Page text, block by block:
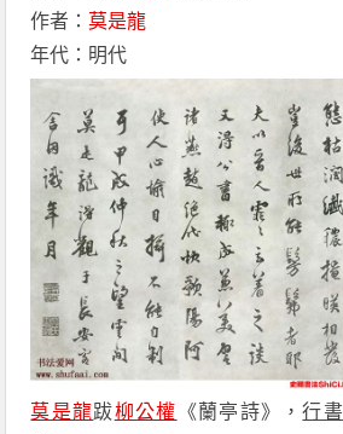
作者： 莫是龍
年代：明代
莫是龍跋柳公權 《蘭亭詩》，行書